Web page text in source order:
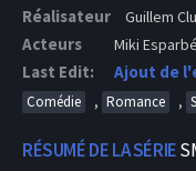
Réalisateur Guillem
Acteurs Miki
Last Edit: Ajout de
Comédie , Romance ,
RÉSUMÉ DE LA SÉRIE